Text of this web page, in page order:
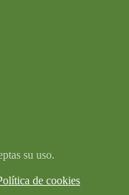
su uso.
de cookies